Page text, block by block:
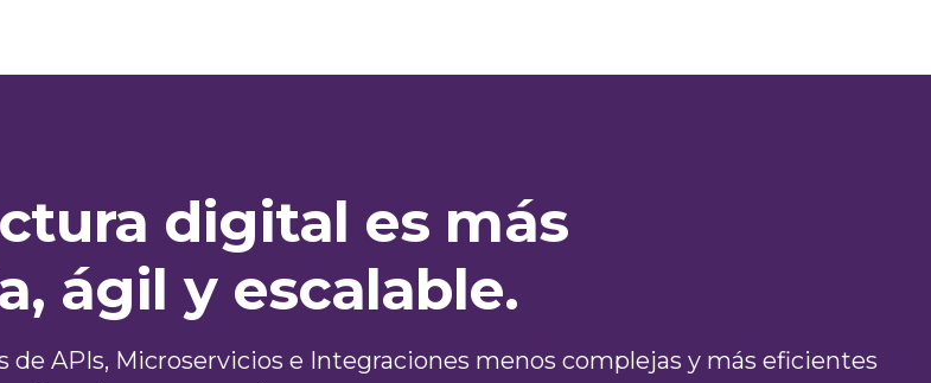
digital es más
ágil y escalable.
APIs, Microservicios e Integraciones menos complejas y más eficientes